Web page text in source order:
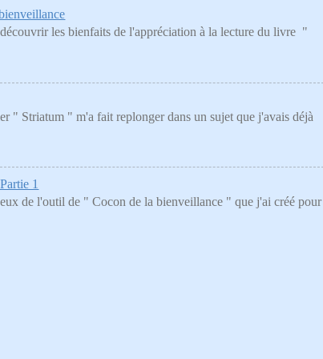
les bienfaits de l'appréciation à la lecture du livre "
" Striatum " m'a fait replonger dans un sujet que j'avais déjà
1
de l'outil de " Cocon de la bienveillance " que j'ai créé pour